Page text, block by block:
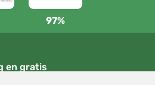
97%
en gratis
bestellingen boven 95 EUR